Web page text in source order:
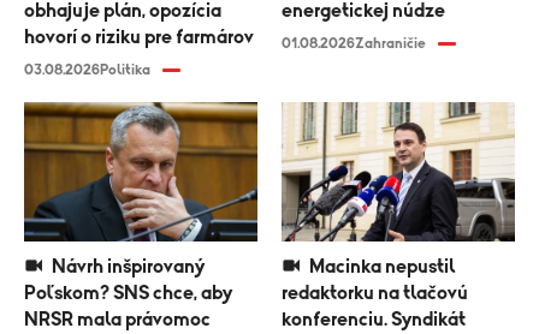
obhajuje plán, opozícia
hovorí o riziku pre farmárov
03.08.2026Politika
energetickej núdze
01.08.2026Zahraničie
Poľskom? SNS chce, aby
NRSR mala právomoc
redaktorku na tlačovú
konferenciu. Syndikát